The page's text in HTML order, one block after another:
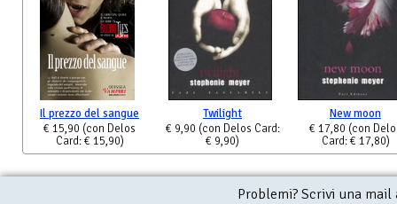
Il prezzo del sangue
€ 15,90 (con Delos
Card: € 15,90)
Twilight
€ 9,90 (con Delos Card:
€ 9,90)
New moon
€ 17,80 (con
Card: € 17,80)
Problemi? Scrivi una